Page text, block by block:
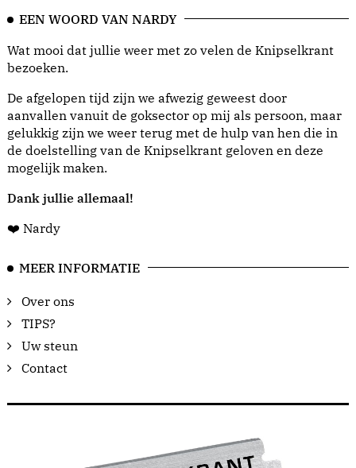
EEN WOORD VAN NARDY
Wat mooi dat jullie weer met zo velen de Knipselkrant
bezoeken.
De afgelopen tijd zijn we afwezig geweest door
aanvallen vanuit de goksector op mij als persoon, maar
gelukkig zijn we weer terug met de hulp van hen die in
de doelstelling van de Knipselkrant geloven en deze
mogelijk maken.
Dank jullie allemaal!
❤️ Nardy
MEER INFORMATIE
Over ons
TIPS?
Uw steun
Contact